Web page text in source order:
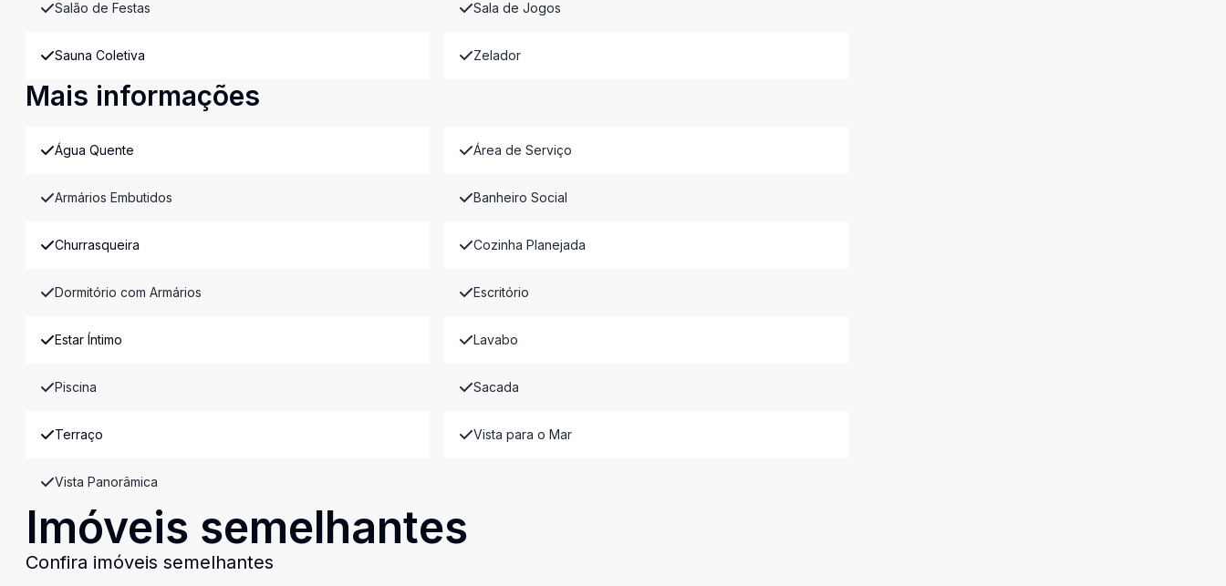
Salão de Festas Sala de Jogos
Sauna Coletiva Zelador
Mais informações
Água Quente Área de Serviço
Armários Embutidos Banheiro Social
Churrasqueira Cozinha Planejada
Dormitório com Armários Escritório
Estar Íntimo Lavabo
Piscina Sacada
Terraço Vista para o Mar
Vista Panorâmica
Imóveis semelhantes
Confira imóveis semelhantes